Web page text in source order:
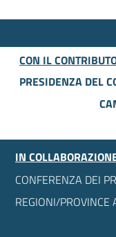
CON IL
PRESIDENZA DEL
IN
CONFERENZA DEI
REGIONI/PROVINCE